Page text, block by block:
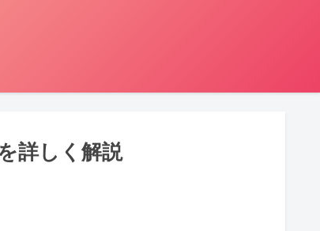
詳しく解説